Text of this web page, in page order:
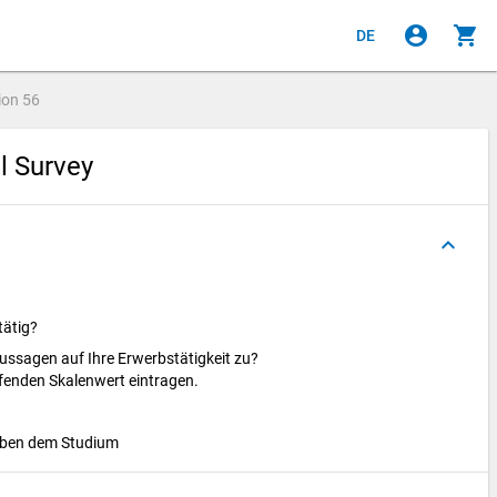
DE account_circle shopping_cart
56
Survey
keyboard_arrow_up
auf Ihre Erwerbstätigkeit zu?
Skalenwert eintragen.
dem Studium